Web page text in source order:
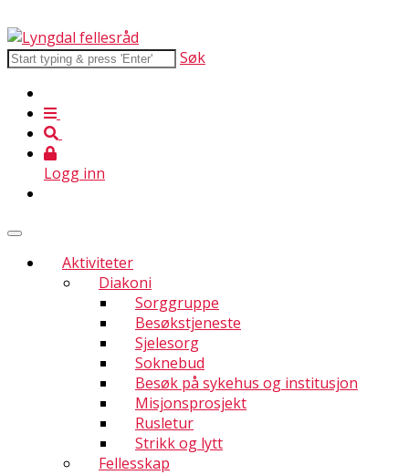
Søk
Logg inn
Aktiviteter
Diakoni
Sorggruppe
Besøkstjeneste
Sjelesorg
Soknebud
Besøk på sykehus og institusjon
Misjonsprosjekt
Rusletur
Strikk og lytt
Fellesskap